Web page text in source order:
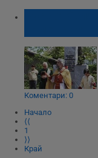
Коментари: 0
Начало
⟨⟨
1
⟩⟩
Край